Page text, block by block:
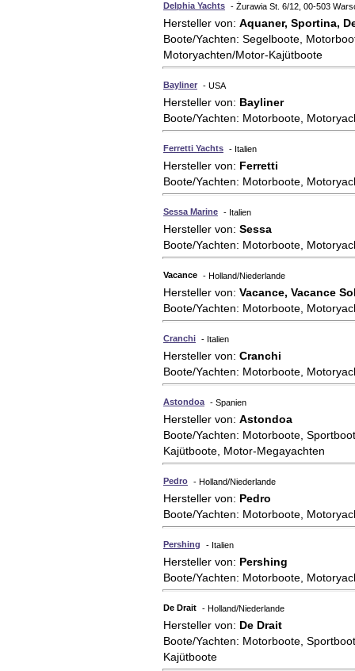
Delphia Yachts - Żurawia St. 6/12, 00-503
Hersteller von: Aquaner, Sportina,
Boote/Yachten: Segelboote,
Motoryachten/Motor-Kajütboote
Bayliner - USA
Hersteller von: Bayliner
Boote/Yachten: Motorboote,
Ferretti Yachts - Italien
Hersteller von: Ferretti
Boote/Yachten: Motorboote,
Sessa Marine - Italien
Hersteller von: Sessa
Boote/Yachten: Motorboote,
Vacance - Holland/Niederlande
Hersteller von: Vacance, Vacance
Boote/Yachten: Motorboote,
Cranchi - Italien
Hersteller von: Cranchi
Boote/Yachten: Motorboote,
Astondoa - Spanien
Hersteller von: Astondoa
Boote/Yachten: Motorboote,
Kajütboote, Motor-Megayachten
Pedro - Holland/Niederlande
Hersteller von: Pedro
Boote/Yachten: Motorboote,
Pershing - Italien
Hersteller von: Pershing
Boote/Yachten: Motorboote,
De Drait - Holland/Niederlande
Hersteller von: De Drait
Boote/Yachten: Motorboote,
Kajütboote